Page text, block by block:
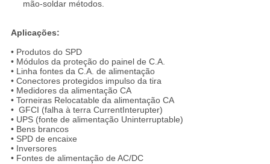
mão-soldar métodos.
Aplicações:
• Produtos do SPD
•Módulos da proteção do painelde C.A.
• Linha fontes da C.A. de alimentação
•Conectores protegidos impulsoda tira
• Medidores da alimentação CA
• Torneiras Relocatable da alimentação CA
• GFCI (falha à terra CurrentInterupter)
• UPS (fonte de alimentação Uninterruptable)
• Bens brancos
• SPD de encaixe
• Inversores
• Fontes de alimentação de AC/DC